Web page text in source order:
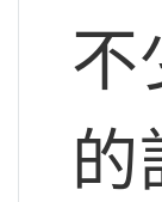
不
的